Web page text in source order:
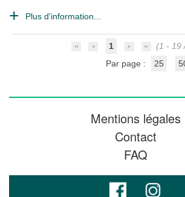
Plus d'information...
1
(1 - 19
Par page :
25
Mentions légales
Contact
FAQ